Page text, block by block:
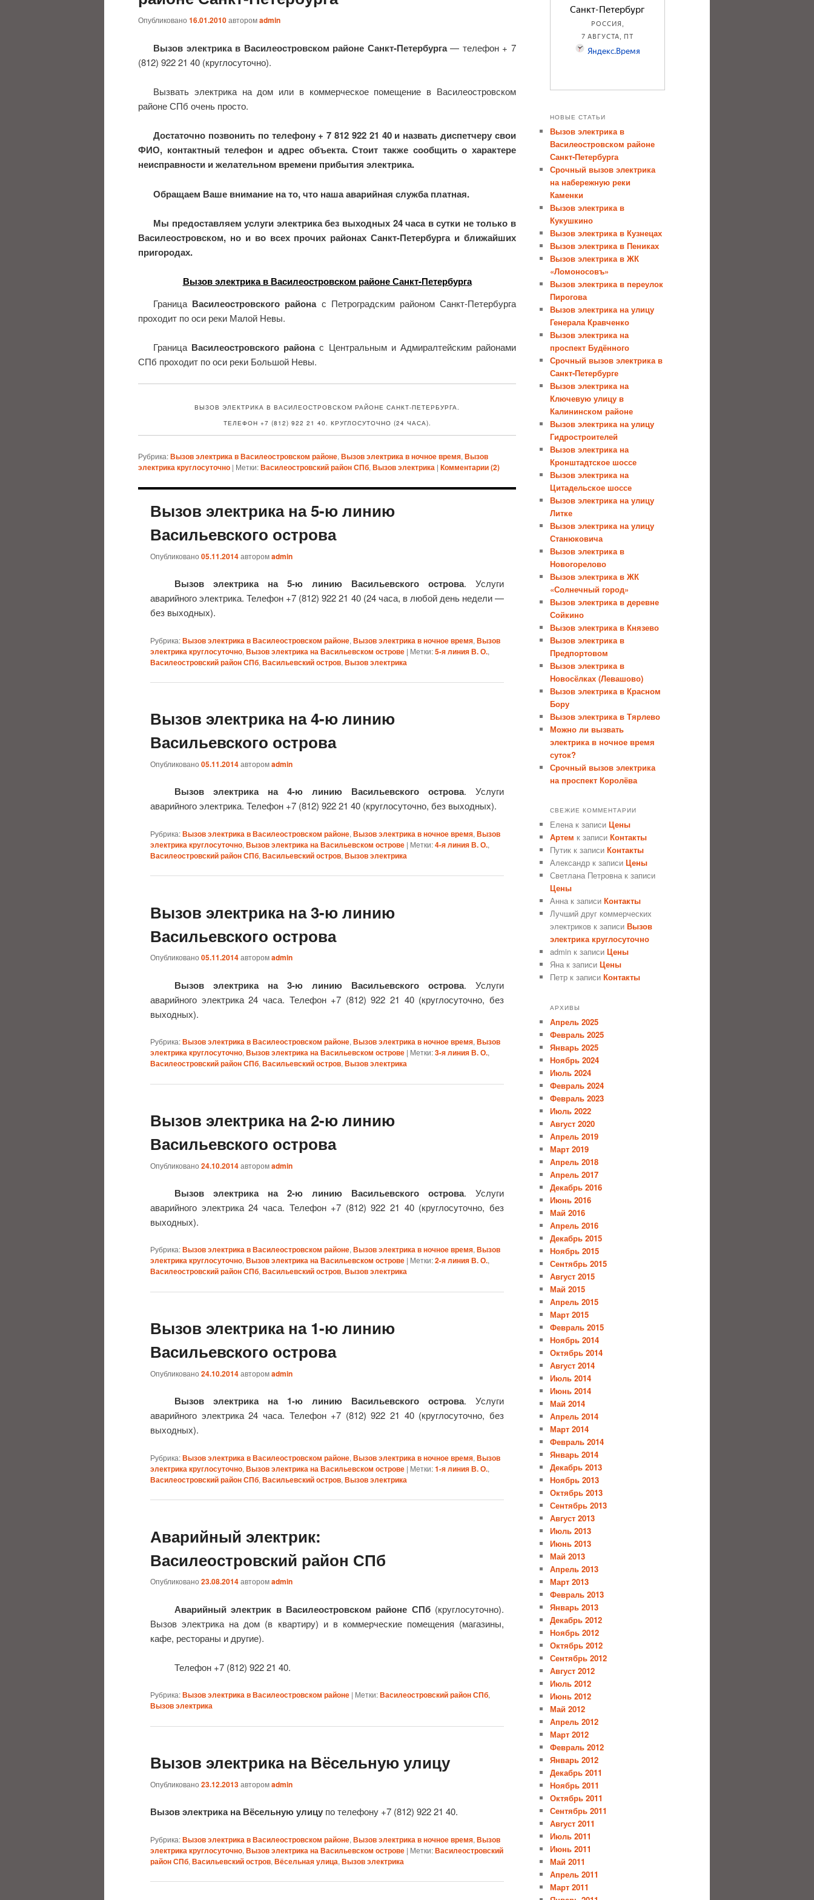
Опубликовано 16.01.2010авторомadmin
Вызов электрика в Василеостровском районе Санкт-Петербурга— телефон + 7
(812) 922 21 40 (круглосуточно).
Вызвать электрика на дом или в коммерческое помещение в Василеостровском
районе СПб очень просто.
Достаточно позвонить по телефону + 7 812 922 21 40 и назвать диспетчеру свои
ФИО, контактный телефон и адрес объекта. Стоит также сообщить о характере
неисправности и желательном времени прибытия электрика.
Обращаем Ваше внимание на то, что наша аварийная служба платная.
Мы предоставляем услуги электрика без выходных 24 часа в сутки не только в
Василеостровском, но и во всех прочих районах Санкт-Петербурга и ближайших
пригородах.
Вызов электрика в Василеостровском районе Санкт-Петербурга
Граница Василеостровского районас Петроградским районом Санкт-Петербурга
проходит по оси реки Малой Невы.
Граница Василеостровского районас Центральным и Адмиралтейским районами
СПб проходит по оси реки Большой Невы.
ВЫЗОВ ЭЛЕКТРИКА В ВАСИЛЕОСТРОВСКОМ РАЙОНЕ САНКТ-ПЕТЕРБУРГА.
ТЕЛЕФОН +7 (812) 922 21 40. КРУГЛОСУТОЧНО (24 ЧАСА).
Рубрика:Вызов электрика в Василеостровском районе, Вызов электрика в ночное время, Вызов
электрика круглосуточно | Метки:Василеостровский район СПб, Вызов электрика | Комментарии (2)
Вызов электрика на 5-ю линию
Васильевского острова
Опубликовано 05.11.2014авторомadmin
Вызов электрика на 5-ю линию Васильевского острова. Услуги
аварийного электрика. Телефон +7 (812) 922 21 40 (24 часа, в любой день недели —
без выходных).
Рубрика:Вызов электрика в Василеостровском районе, Вызов электрика в ночное время, Вызов
электрика круглосуточно, Вызов электрика на Васильевском острове | Метки:5-я линия В. О.,
Василеостровский район СПб, Васильевский остров, Вызов электрика
Вызов электрика на 4-ю линию
Васильевского острова
Опубликовано 05.11.2014авторомadmin
Вызов электрика на 4-ю линию Васильевского острова. Услуги
аварийного электрика. Телефон +7 (812) 922 21 40 (круглосуточно, без выходных).
Рубрика:Вызов электрика в Василеостровском районе, Вызов электрика в ночное время, Вызов
электрика круглосуточно, Вызов электрика на Васильевском острове | Метки:4-я линия В. О.,
Василеостровский район СПб, Васильевский остров, Вызов электрика
Вызов электрика на 3-ю линию
Васильевского острова
Опубликовано 05.11.2014авторомadmin
Вызов электрика на 3-ю линию Васильевского острова. Услуги
аварийного электрика 24 часа. Телефон +7 (812) 922 21 40 (круглосуточно, без
выходных).
Рубрика:Вызов электрика в Василеостровском районе, Вызов электрика в ночное время, Вызов
электрика круглосуточно, Вызов электрика на Васильевском острове | Метки:3-я линия В. О.,
Василеостровский район СПб, Васильевский остров, Вызов электрика
Вызов электрика на 2-ю линию
Васильевского острова
Опубликовано 24.10.2014авторомadmin
Вызов электрика на 2-ю линию Васильевского острова. Услуги
аварийного электрика 24 часа. Телефон +7 (812) 922 21 40 (круглосуточно, без
выходных).
Рубрика:Вызов электрика в Василеостровском районе,Вызов электрика в ночное время,Вызов
электрика круглосуточно,Вызов электрика на Васильевском острове | Метки:2-я линия В. О.,
Василеостровский район СПб,Васильевский остров,Вызов электрика
Вызов электрика на 1-ю линию
Васильевского острова
Опубликовано 24.10.2014авторомadmin
Вызов электрика на 1-ю линию Васильевского острова. Услуги
аварийного электрика 24 часа. Телефон +7 (812) 922 21 40 (круглосуточно, без
выходных).
Рубрика:Вызов электрика в Василеостровском районе, Вызов электрика в ночное время, Вызов
электрика круглосуточно, Вызов электрика на Васильевском острове | Метки:1-я линия В. О.,
Василеостровский район СПб, Васильевский остров, Вызов электрика
Аварийный электрик:
Василеостровский район СПб
Опубликовано 23.08.2014авторомadmin
Аварийный электрик в Василеостровском районе СПб(круглосуточно).
Вызов электрика на дом (в квартиру) и в коммерческие помещения (магазины,
кафе, рестораны и другие).
Телефон +7 (812) 922 21 40.
Рубрика:Вызов электрика в Василеостровском районе | Метки:Василеостровский район СПб,
Вызов электрика
Вызов электрика на Вёсельную улицу
Опубликовано 23.12.2013авторомadmin
Вызов электрика на Вёсельную улицу по телефону +7 (812) 922 21 40.
Рубрика:Вызов электрика в Василеостровском районе, Вызов электрика в ночное время, Вызов
электрика круглосуточно, Вызов электрика на Васильевском острове | Метки:Василеостровский
район СПб, Васильевский остров, Вёсельная улица, Вызов электрика
НОВЫЕ СТАТЬИ
Вызов электрика в
Василеостровском районе
Санкт-Петербурга
Срочный вызов электрика
на набережную реки
Каменки
Вызов электрика в
Кукушкино
Вызов электрика в Кузнецах
Вызов электрика в Пениках
Вызов электрика в ЖК
«Ломоносовъ»
Вызов электрика в переулок
Пирогова
Вызов электрика на улицу
Генерала Кравченко
Вызов электрика на
проспект Будённого
Срочный вызов электрика в
Санкт-Петербурге
Вызов электрика на
Ключевую улицу в
Калининском районе
Вызов электрика на улицу
Гидростроителей
Вызов электрика на
Кронштадтское шоссе
Вызов электрика на
Цитадельское шоссе
Вызов электрика на улицу
Литке
Вызов электрика на улицу
Станюковича
Вызов электрика в
Новогорелово
Вызов электрика в ЖК
«Солнечный город»
Вызов электрика в деревне
Сойкино
Вызов электрика в Князево
Вызов электрика в
Предпортовом
Вызов электрика в
Новосёлках (Левашово)
Вызов электрика в Красном
Бору
Вызов электрика в Тярлево
Можно ли вызвать
электрика в ночное время
суток?
Срочный вызов электрика
на проспект Королёва
СВЕЖИЕ КОММЕНТАРИИ
Елена к записи Цены
Артем к записи Контакты
Путик к записи Контакты
Александр к записи Цены
Светлана Петровна к записи
Цены
Анна к записи Контакты
Лучший друг коммерческих
электриков к записи Вызов
электрика круглосуточно
admin к записи Цены
Яна к записи Цены
Петр к записи Контакты
АРХИВЫ
Апрель 2025
Февраль 2025
Январь 2025
Ноябрь 2024
Июль 2024
Февраль 2024
Февраль 2023
Июль 2022
Август 2020
Апрель 2019
Март 2019
Апрель 2018
Апрель 2017
Декабрь 2016
Июнь 2016
Май 2016
Апрель 2016
Декабрь 2015
Ноябрь 2015
Сентябрь 2015
Август 2015
Май 2015
Апрель 2015
Март 2015
Февраль 2015
Ноябрь 2014
Октябрь 2014
Август 2014
Июль 2014
Июнь 2014
Май 2014
Апрель 2014
Март 2014
Февраль 2014
Январь 2014
Декабрь 2013
Ноябрь 2013
Октябрь 2013
Сентябрь 2013
Август 2013
Июль 2013
Июнь 2013
Май 2013
Апрель 2013
Март 2013
Февраль 2013
Январь 2013
Декабрь 2012
Ноябрь 2012
Октябрь 2012
Сентябрь 2012
Август 2012
Июль 2012
Июнь 2012
Май 2012
Апрель 2012
Март 2012
Февраль 2012
Январь 2012
Декабрь 2011
Ноябрь 2011
Октябрь 2011
Сентябрь 2011
Август 2011
Июль 2011
Июнь 2011
Май 2011
Апрель 2011
Март 2011